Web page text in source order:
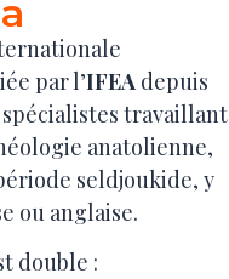
par l’IFEA depuis
travaillant
anatolienne,
seldjoukide, y
ou anglaise.
double :